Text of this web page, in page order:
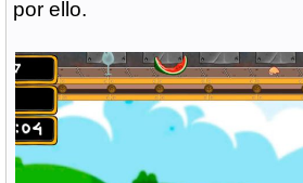
por ello.